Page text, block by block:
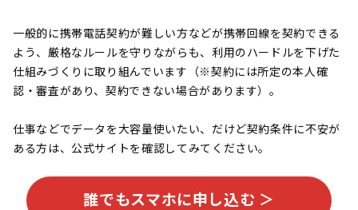
一般的に携帯電話契約が難しい方などが携帯回線を契約できる
よう、厳格なルールを守りながらも、利用のハードルを下げた
仕組みづくりに取り組んでいます（※契約には所定の本人確
認・審査があり、契約できない場合があります）。
仕事などでデータを大容量使いたい、だけど契約条件に不安が
ある方は、公式サイトを確認してみてください。
誰でもスマホに申し込む ＞